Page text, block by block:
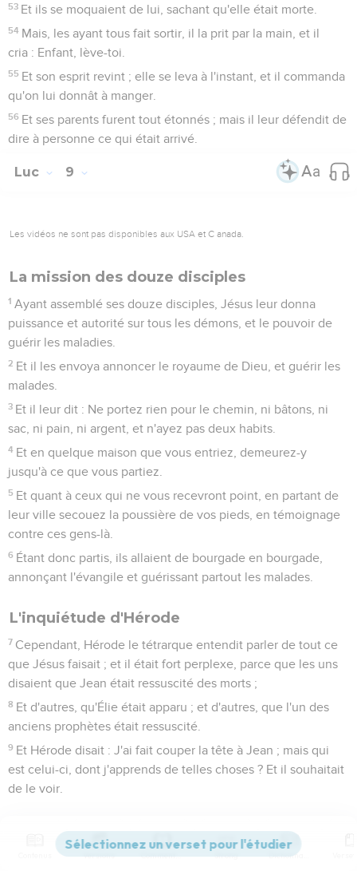
53 Et ils se moquaient de lui, sachant qu'elle était morte.
54 Mais, les ayant tous fait sortir, il la prit par la main, et il
cria : Enfant, lève-toi.
55 Et son esprit revint ; elle se leva à l'instant, et il commanda
qu'on lui donnât à manger.
56 Et ses parents furent tout étonnés ; mais il leur défendit de
dire à personne ce qui était arrivé.
Luc 9
Les vidéos ne sont pas disponibles aux USA et C anada.
La mission des douze disciples
1 Ayant assemblé ses douze disciples, Jésus leur donna
puissance et autorité sur tous les démons, et le pouvoir de
guérir les maladies.
2 Et il les envoya annoncer le royaume de Dieu, et guérir les
malades.
3 Et il leur dit : Ne portez rien pour le chemin, ni bâtons, ni
sac, ni pain, ni argent, et n'ayez pas deux habits.
4 Et en quelque maison que vous entriez, demeurez-y
jusqu'à ce que vous partiez.
5 Et quant à ceux qui ne vous recevront point, en partant de
leur ville secouez la poussière de vos pieds, en témoignage
contre ces gens-là.
6 Étant donc partis, ils allaient de bourgade en bourgade,
annonçant l'évangile et guérissant partout les malades.
L'inquiétude d'Hérode
7 Cependant, Hérode le tétrarque entendit parler de tout ce
que Jésus faisait ; et il était fort perplexe, parce que les uns
disaient que Jean était ressuscité des morts ;
8 Et d'autres, qu'Élie était apparu ; et d'autres, que l'un des
anciens prophètes était ressuscité.
9 Et Hérode disait : J'ai fait couper la tête à Jean ; mais qui
est celui-ci, dont j'apprends de telles choses ? Et il souhaitait
de le voir.
Jésus nourrit cinq mille hommes
Les apôtres étant de retour, racontèrent à Jésus tout ce
Versions Commentaires Strong